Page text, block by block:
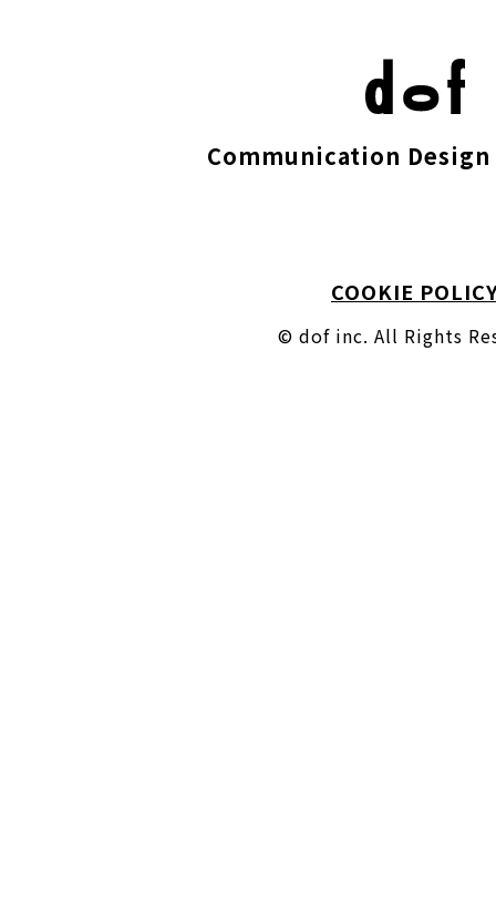
Communication Design
COOKIE
© dof inc. All Rights